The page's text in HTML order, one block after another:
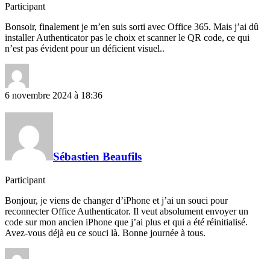
Participant
Bonsoir, finalement je m’en suis sorti avec Office 365. Mais j’ai dû
installer Authenticator pas le choix et scanner le QR code, ce qui
n’est pas évident pour un déficient visuel..
6 novembre 2024 à 18:36
Sébastien Beaufils
Participant
Bonjour, je viens de changer d’iPhone et j’ai un souci pour
reconnecter Office Authenticator. Il veut absolument envoyer un
code sur mon ancien iPhone que j’ai plus et qui a été réinitialisé.
Avez-vous déjà eu ce souci là. Bonne journée à tous.